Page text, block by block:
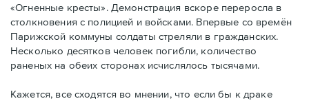
«Огненные кресты». Демонстрация вскоре переросла в
столкновения с полицией и войсками. Впервые со времён
Парижской коммуны солдаты стреляли в гражданских.
Несколько десятков человек погибли, количество
раненых на обеих сторонах исчислялось тысячами.
Кажется, все сходятся во мнении, что если бы к драке